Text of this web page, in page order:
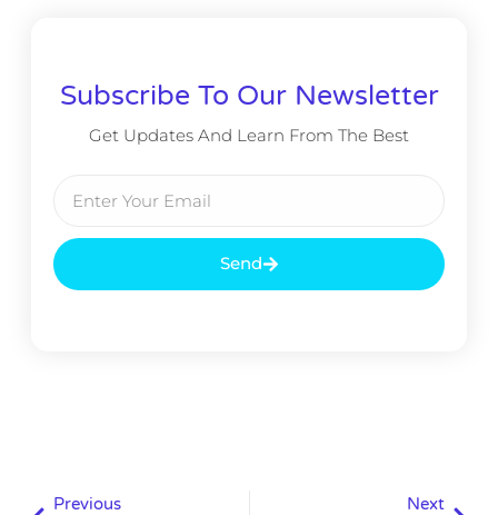
Subscribe To Our Newsletter
Get Updates And Learn From The Best
Send
Previous Next